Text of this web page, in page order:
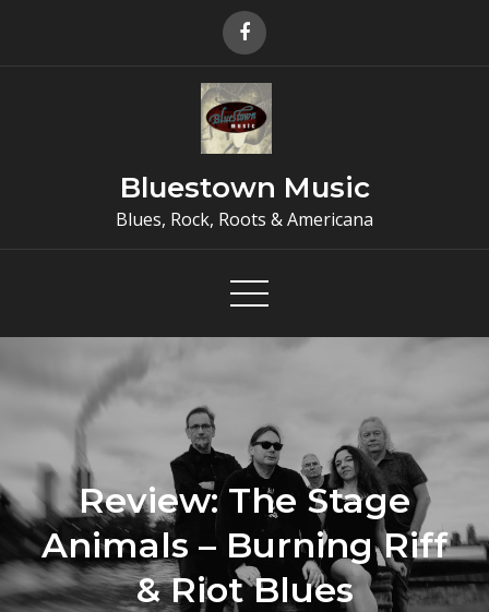
Bluestown Music
Blues, Rock, Roots & Americana
Review: The Stage
Animals – Burning Riff
& Riot Blues